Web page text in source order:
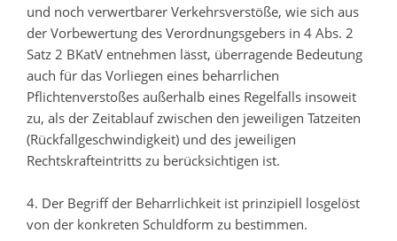
und noch verwertbarer Verkehrsverstöße, wie sich aus
der Vorbewertung des Verordnungsgebers in 4 Abs. 2
Satz 2 BKatV entnehmen lässt, überragende Bedeutung
auch für das Vorliegen eines beharrlichen
Pflichtenverstoßes außerhalb eines Regelfalls insoweit
zu, als der Zeitablauf zwischen den jeweiligen Tatzeiten
(Rückfallgeschwindigkeit) und des jeweiligen
Rechtskrafteintritts zu berücksichtigen ist.
4. Der Begriff der Beharrlichkeit ist prinzipiell losgelöst
von der konkreten Schuldform zu bestimmen.